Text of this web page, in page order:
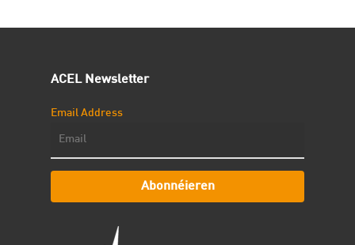
ACEL Newsletter
Email Address
Abonnéieren